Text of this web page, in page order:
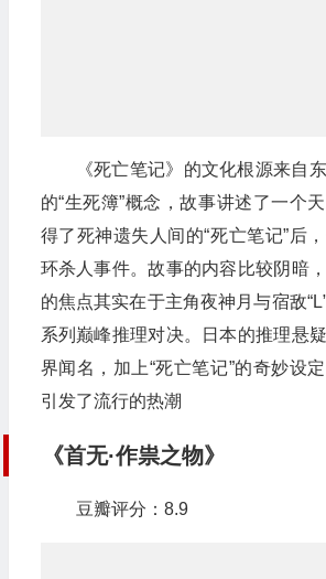
《死亡笔记》的文化根源来自
的“生死簿”概念，故事讲述了一个
得了死神遗失人间的“死亡笔记”后
环杀人事件。故事的内容比较阴暗
的焦点其实在于主角夜神月与宿敌
系列巅峰推理对决。日本的推理悬
界闻名，加上“死亡笔记”的奇妙设
引发了流行的热潮
《首无·作祟之物》
豆瓣评分：8.9